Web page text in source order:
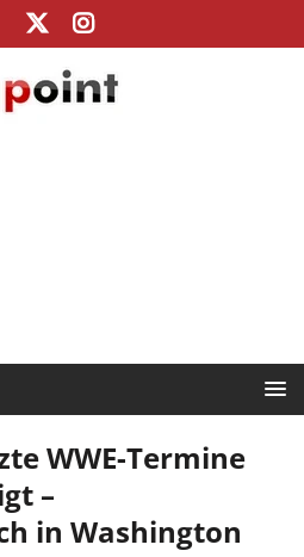
WWE-Termine
–
in Washington